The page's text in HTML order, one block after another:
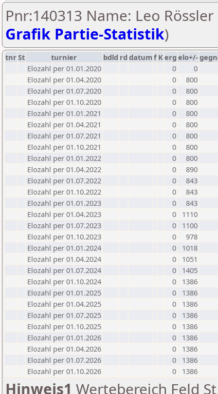
Pnr:140313 Name: Leo Rössler
Grafik Partie-Statistik)
tnrSt turnier bdld rd datumf Kerg elo+/-
Elozahl per 01.01.2020
0
0
Elozahl per 01.04.2020
0
800
Elozahl per 01.07.2020
0
800
Elozahl per 01.10.2020
0
800
Elozahl per 01.01.2021
0
800
Elozahl per 01.04.2021
0
800
Elozahl per 01.07.2021
0
800
Elozahl per 01.10.2021
0
800
Elozahl per 01.01.2022
0
800
Elozahl per 01.04.2022
0
890
Elozahl per 01.07.2022
0
843
Elozahl per 01.10.2022
0
843
Elozahl per 01.01.2023
0
843
Elozahl per 01.04.2023
0
1110
Elozahl per 01.07.2023
0
1100
Elozahl per 01.10.2023
0
978
Elozahl per 01.01.2024
0
1018
Elozahl per 01.04.2024
0
1051
Elozahl per 01.07.2024
0
1405
Elozahl per 01.10.2024
0
1386
Elozahl per 01.01.2025
0
1386
Elozahl per 01.04.2025
0
1386
Elozahl per 01.07.2025
0
1386
Elozahl per 01.10.2025
0
1386
Elozahl per 01.01.2026
0
1386
Elozahl per 01.04.2026
0
1386
Elozahl per 01.07.2026
0
1386
Elozahl per 01.10.2026
0 1386
Hinweis1 Wertebereich Feld